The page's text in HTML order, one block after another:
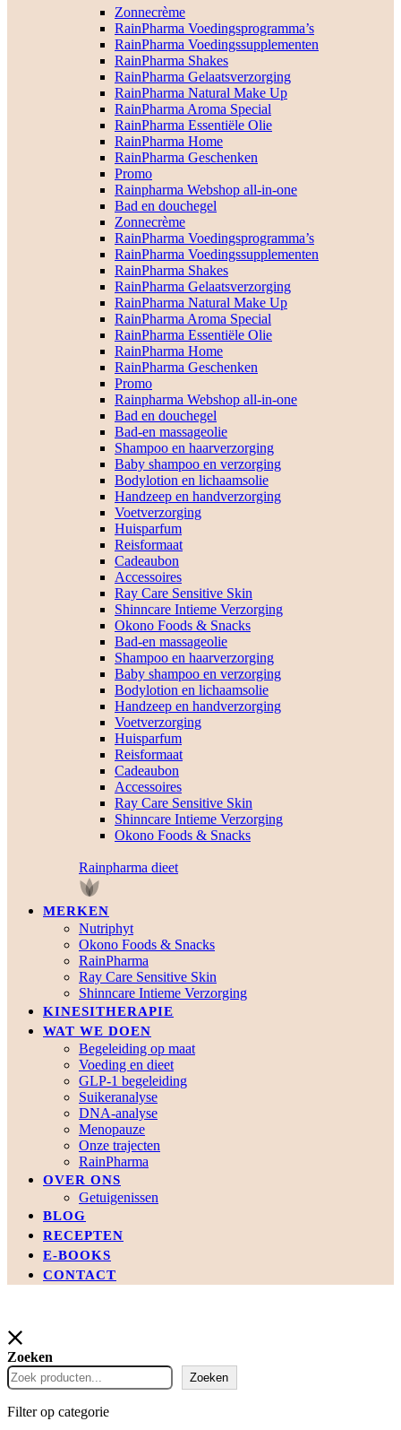
Zonnecrème
RainPharma Voedingsprogramma’s
RainPharma Voedingssupplementen
RainPharma Shakes
RainPharma Gelaatsverzorging
RainPharma Natural Make Up
RainPharma Aroma Special
RainPharma Essentiële Olie
RainPharma Home
RainPharma Geschenken
Promo
Rainpharma Webshop all-in-one
Bad en douchegel
Zonnecrème
RainPharma Voedingsprogramma’s
RainPharma Voedingssupplementen
RainPharma Shakes
RainPharma Gelaatsverzorging
RainPharma Natural Make Up
RainPharma Aroma Special
RainPharma Essentiële Olie
RainPharma Home
RainPharma Geschenken
Promo
Rainpharma Webshop all-in-one
Bad en douchegel
Bad-en massageolie
Shampoo en haarverzorging
Baby shampoo en verzorging
Bodylotion en lichaamsolie
Handzeep en handverzorging
Voetverzorging
Huisparfum
Reisformaat
Cadeaubon
Accessoires
Ray Care Sensitive Skin
Shinncare Intieme Verzorging
Okono Foods & Snacks
Bad-en massageolie
Shampoo en haarverzorging
Baby shampoo en verzorging
Bodylotion en lichaamsolie
Handzeep en handverzorging
Voetverzorging
Huisparfum
Reisformaat
Cadeaubon
Accessoires
Ray Care Sensitive Skin
Shinncare Intieme Verzorging
Okono Foods & Snacks
Rainpharma dieet
MERKEN
Nutriphyt
Okono Foods & Snacks
RainPharma
Ray Care Sensitive Skin
Shinncare Intieme Verzorging
KINESITHERAPIE
WAT WE DOEN
Begeleiding op maat
Voeding en dieet
GLP-1 begeleiding
Suikeranalyse
DNA-analyse
Menopauze
Onze trajecten
RainPharma
OVER ONS
Getuigenissen
BLOG
RECEPTEN
E-BOOKS
CONTACT
Zoeken
Zoeken
Filter op categorie